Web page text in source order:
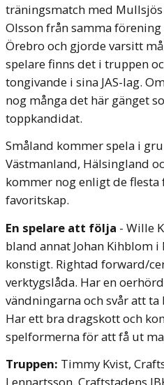
träningsmatch med Mullsjös
Olsson från samma
Örebro och gjorde varsitt
spelare finns det i truppen
tongivande i sina JAS-lag.
nog många det här gänget
toppkandidat.
Småland kommer spela i
Västmanland, Hälsingland
kommer nog enligt de flesta
favoritskap.
En spelare att följa - Wille
bland annat Johan Kihblom
konstigt. Rightad forward/
verktygslåda. Har en
vändningarna och svår att
Har ett bra dragskott och
spelformerna för att få ut
Truppen: Timmy Kvist,